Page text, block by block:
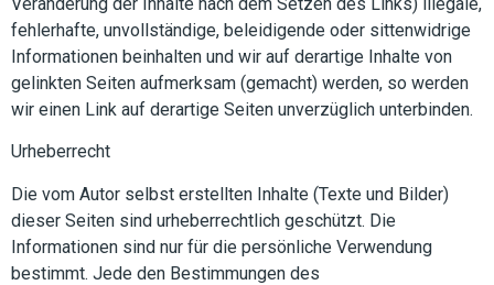
fehlerhafte, unvollständige, beleidigende oder sittenwidrige
Informationen beinhalten und wir auf derartige Inhalte von
gelinkten Seiten aufmerksam (gemacht) werden, so werden
wir einen Link auf derartige Seiten unverzüglich unterbinden.
Urheberrecht
Die vom Autor selbst erstellten Inhalte (Texte und Bilder)
dieser Seiten sind urheberrechtlich geschützt. Die
Informationen sind nur für die persönliche Verwendung
bestimmt. Jede den Bestimmungen des